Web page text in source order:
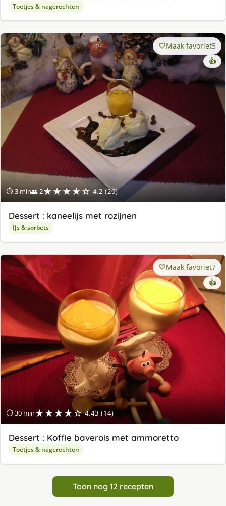
Toetjes & nagerechten
⏱ 3 min👥 2★★★★☆ 4.2 (20)
Maak favoriet5
👍
Dessert : kaneelijs met rozijnen
IJs & sorbets
⏱ 30 min★★★★☆ 4.43 (14)
Maak favoriet7
👍
Dessert : Koffie baverois met ammoretto
Toetjes & nagerechten
Toon nog 12 recepten